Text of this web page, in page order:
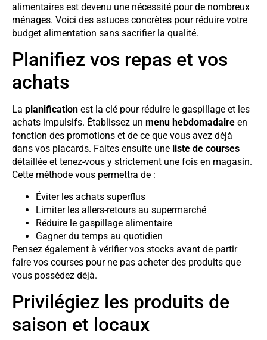
alimentaires est devenu une nécessité pour de nombreux
ménages. Voici des astuces concrètes pour réduire votre
budget alimentation sans sacrifier la qualité.
Planifiez vos repas et vos
achats
La planification est la clé pour réduire le gaspillage et les
achats impulsifs. Établissez un menu hebdomadaire en
fonction des promotions et de ce que vous avez déjà
dans vos placards. Faites ensuite une liste de courses
détaillée et tenez-vous y strictement une fois en magasin.
Cette méthode vous permettra de :
Éviter les achats superflus
Limiter les allers-retours au supermarché
Réduire le gaspillage alimentaire
Gagner du temps au quotidien
Pensez également à vérifier vos stocks avant de partir
faire vos courses pour ne pas acheter des produits que
vous possédez déjà.
Privilégiez les produits de
saison et locaux